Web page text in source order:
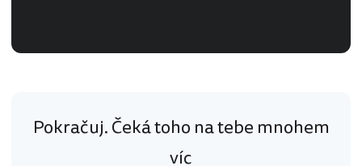
Pokračuj. Čeká toho na tebe mnohem
víc